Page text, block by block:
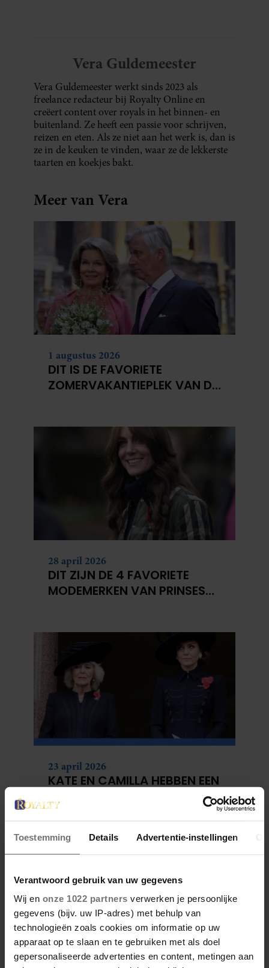
Toestemming Details Advertentie-instellingen
Verantwoord gebruik van uw gegevens
Wij en onze 1022 partners verwerken je persoonlijke
gegevens (bijv. uw IP-adres) met behulp van
technologieën zoals cookies om informatie op uw
apparaat op te slaan en te gebruiken met als doel
gepersonaliseerde advertenties en content, metingen aan
Vera Guldemeester
Vera Guldemeester werkt sinds 2023 als
freelance redacteur bij Royalty Online en
creëert content over royals in het binnen- en
buitenland. Ze heeft een passie voor schrijven,
reizen en eten. Als ze niet aan het werk is, dan is
ze in de keuken te vinden, waar ze de lekkerste
taarten en koekjes bakt.
Meer van Vera
1 augustus 2026
DIT IS DE FAVORIETE
ZOMERVAKANTIEPLEK VAN DE
28 april 2026
DIT ZIJN DE 4 FAVORIETE
MODEMERKEN VAN PRINSES
23 april 2026
KATE EN CAMILLA HEBBEN EEN
GESPANNEN BAND: DÍT IS DE
REDEN